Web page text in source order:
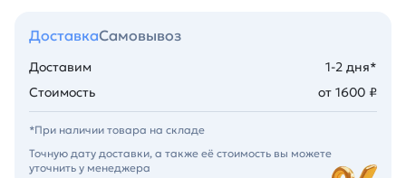
ДоставкаСамовывоз
Доставим
1-2 дня*
Стоимость
от 1600 ₽
*При наличии товара на складе
Точную дату доставки, а также её стоимость вы можете
уточнить у менеджера